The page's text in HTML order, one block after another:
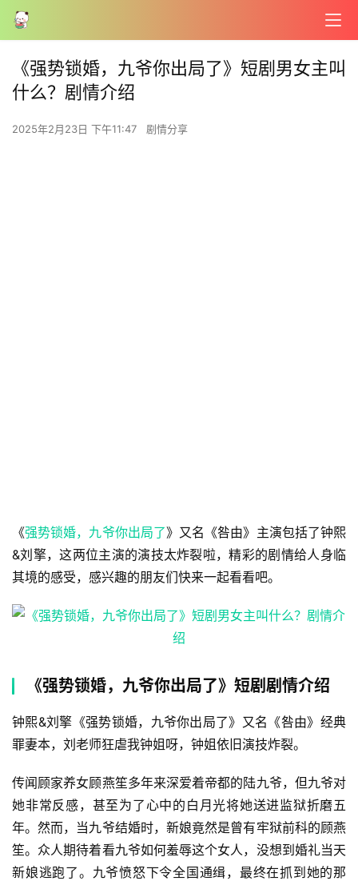
《强势锁婚，九爷你出局了》短剧男女主叫
什么？剧情介绍
2025年2月23日 下午11:47 剧情分享
《强势锁婚，九爷你出局了》又名《咎由》主演包括了钟熙
&刘擎，这两位主演的演技太炸裂啦，精彩的剧情给人身临
其境的感受，感兴趣的朋友们快来一起看看吧。
《强势锁婚，九爷你出局了》短剧剧情介绍
钟熙&刘擎《强势锁婚，九爷你出局了》又名《咎由》经典
罪妻本，刘老师狂虐我钟姐呀，钟姐依旧演技炸裂。
传闻顾家养女顾燕笙多年来深爱着帝都的陆九爷，但九爷对
她非常反感，甚至为了心中的白月光将她送进监狱折磨五
年。然而，当九爷结婚时，新娘竟然是曾有牢狱前科的顾燕
笙。众人期待着看九爷如何羞辱这个女人，没想到婚礼当天
新娘逃跑了。九爷愤怒下令全国通缉，最终在抓到她的那